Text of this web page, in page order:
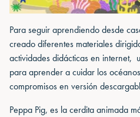
Para seguir aprendiendo desde
creado diferentes materiales
actividades didácticas en internet,
para aprender a cuidar los
compromisos en versión
Peppa Pig, es la cerdita animada